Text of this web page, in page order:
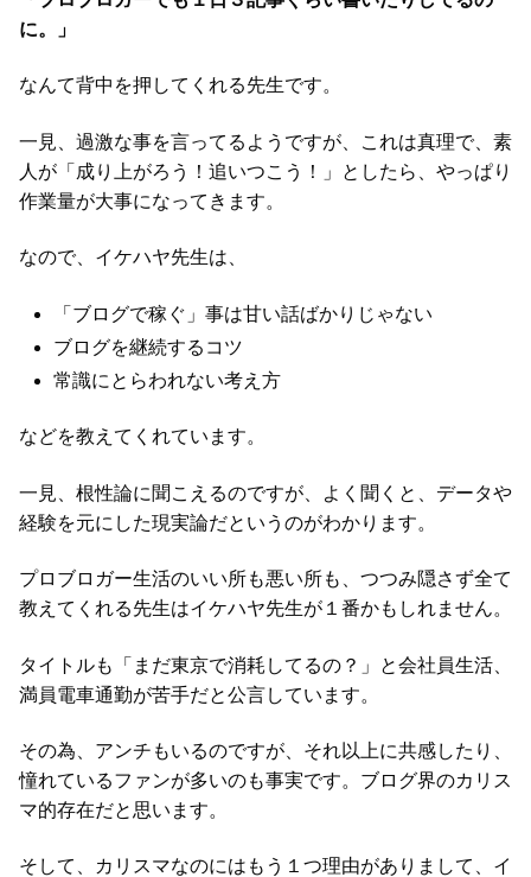
に。」
なんて背中を押してくれる先生です。
一見、過激な事を言ってるようですが、これは真理で、素
人が「成り上がろう！追いつこう！」としたら、やっぱり
作業量が大事になってきます。
なので、イケハヤ先生は、
「ブログで稼ぐ」事は甘い話ばかりじゃない
ブログを継続するコツ
常識にとらわれない考え方
などを教えてくれています。
一見、根性論に聞こえるのですが、よく聞くと、データや
経験を元にした現実論だというのがわかります。
プロブロガー生活のいい所も悪い所も、つつみ隠さず全て
教えてくれる先生はイケハヤ先生が１番かもしれません。
タイトルも「まだ東京で消耗してるの？」と会社員生活、
満員電車通勤が苦手だと公言しています。
その為、アンチもいるのですが、それ以上に共感したり、
憧れているファンが多いのも事実です。ブログ界のカリス
マ的存在だと思います。
そして、カリスマなのにはもう１つ理由がありまして、イ